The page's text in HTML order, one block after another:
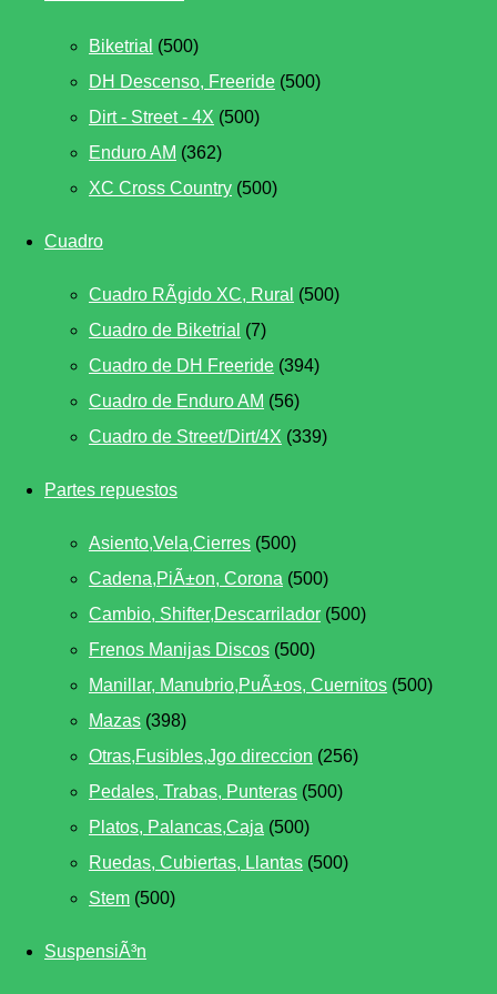
Biketrial (500)
DH Descenso, Freeride (500)
Dirt - Street - 4X (500)
Enduro AM (362)
XC Cross Country (500)
Cuadro
Cuadro RÃ­gido XC, Rural (500)
Cuadro de Biketrial (7)
Cuadro de DH Freeride (394)
Cuadro de Enduro AM (56)
Cuadro de Street/Dirt/4X (339)
Partes repuestos
Asiento,Vela,Cierres (500)
Cadena,PiÃ±on, Corona (500)
Cambio, Shifter,Descarrilador (500)
Frenos Manijas Discos (500)
Manillar, Manubrio,PuÃ±os, Cuernitos (500)
Mazas (398)
Otras,Fusibles,Jgo direccion (256)
Pedales, Trabas, Punteras (500)
Platos, Palancas,Caja (500)
Ruedas, Cubiertas, Llantas (500)
Stem (500)
SuspensiÃ³n